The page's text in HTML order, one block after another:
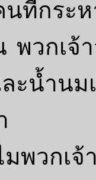
ที่กระ
พวกเ
ะน้ำน
เจ้าจึ